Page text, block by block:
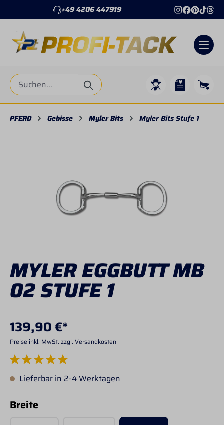
+49 4206 447919
PFERD Gebisse Myler Bits Myler Bits Stufe 1
MYLER EGGBUTT MB
02 STUFE 1
139,90 €*
Preise inkl. MwSt. zzgl. Versandkosten
Durchschnittliche Bewertung von 5 von 5 Sternen
Lieferbar in 2-4 Werktagen
Breiteauswählen